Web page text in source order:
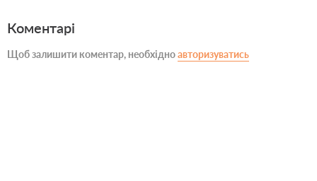
Коментарі
Щоб залишити коментар, необхідноавторизуватись